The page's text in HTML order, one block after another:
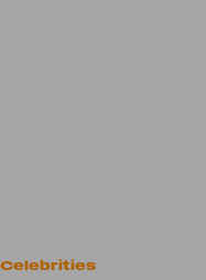
Celebrities